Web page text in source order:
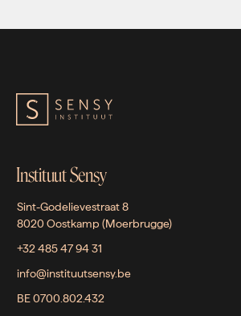
Instituut Sensy
Sint-Godelievestraat 8
8020 Oostkamp (Moerbrugge)
+32 485 47 94 31
info@instituutsensy.be
BE 0700.802.432